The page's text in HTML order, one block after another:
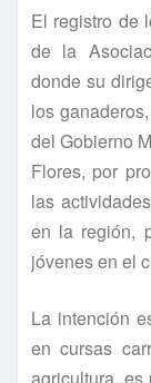
El registro de
de la
donde su
los
del Gobierno
Flores, por
las
en la región,
jóvenes en el
La intención
en cursas
agricultura,